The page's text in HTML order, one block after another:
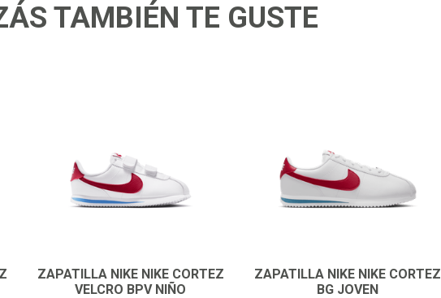
TAMBIÉN TE GUSTE
ZAPATILLA NIKE NIKE CORTEZ
VELCRO BPV NIÑO
ZAPATILLA NIKE NIKE CORTEZ
BG JOVEN